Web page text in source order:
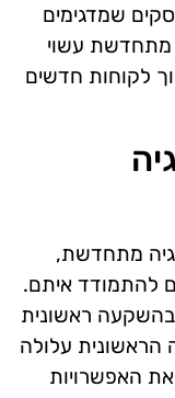
שמדגימים
מתחדשת עשוי
לקוחות חדשים
מתחדשת,
להתמודד איתם.
ראשונית
עלולה
האפשרויות